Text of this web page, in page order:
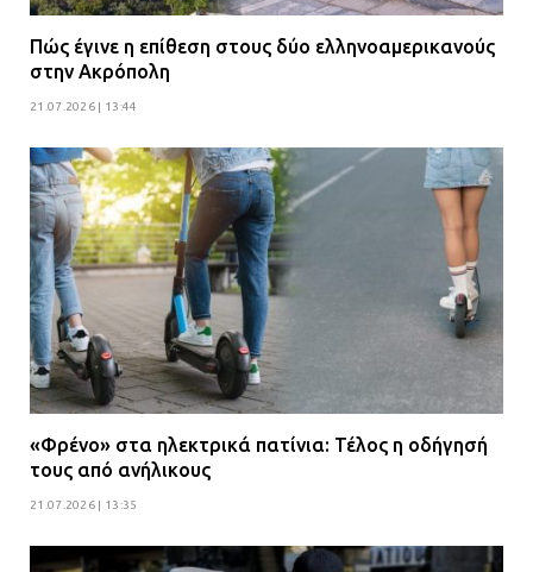
Πώς έγινε η επίθεση στους δύο ελληνοαμερικανούς
στην Ακρόπολη
21.07.2026 | 13:44
«Φρένο» στα ηλεκτρικά πατίνια: Τέλος η οδήγησή
τους από ανήλικους
21.07.2026 | 13:35